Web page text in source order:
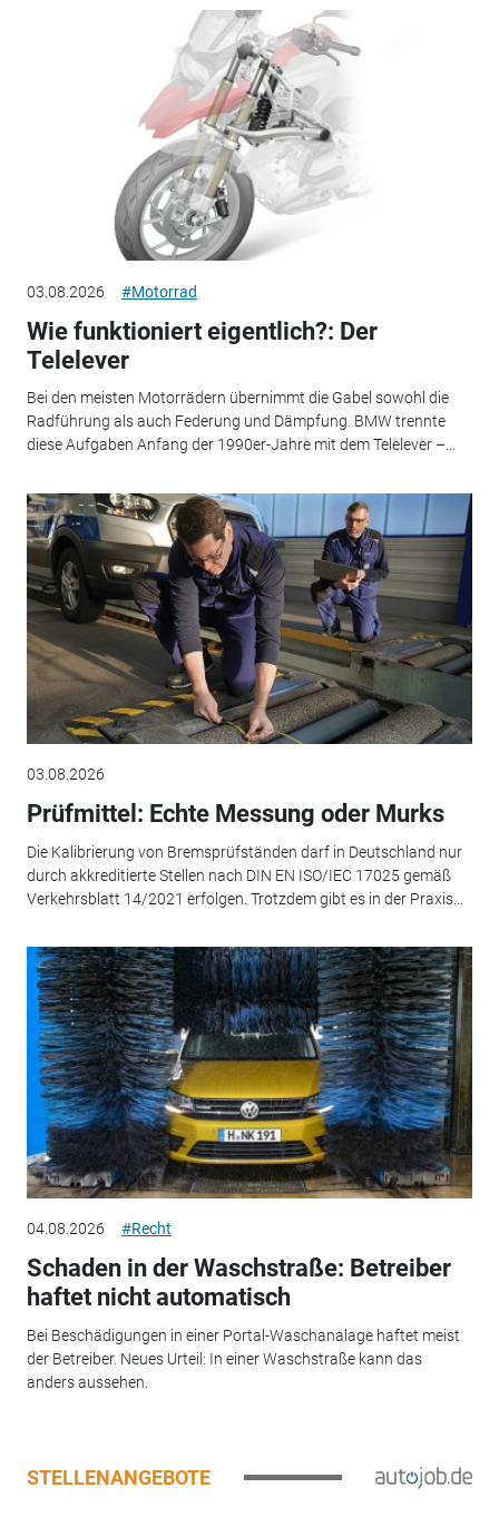
03.08.2026 #Motorrad
Wie funktioniert eigentlich?: Der
Telelever
Bei den meisten Motorrädern übernimmt die Gabel sowohl die
Radführung als auch Federung und Dämpfung. BMW trennte
diese Aufgaben Anfang der 1990er-Jahre mit dem Telelever –...
03.08.2026
Prüfmittel: Echte Messung oder Murks
Die Kalibrierung von Bremsprüfständen darf in Deutschland nur
durch akkreditierte Stellen nach DIN EN ISO/IEC 17025 gemäß
Verkehrsblatt 14/2021 erfolgen. Trotzdem gibt es in der Praxis...
04.08.2026 #Recht
Schaden in der Waschstraße: Betreiber
haftet nicht automatisch
Bei Beschädigungen in einer Portal-Waschanalage haftet meist
der Betreiber. Neues Urteil: In einer Waschstraße kann das
anders aussehen.
STELLENANGEBOTE